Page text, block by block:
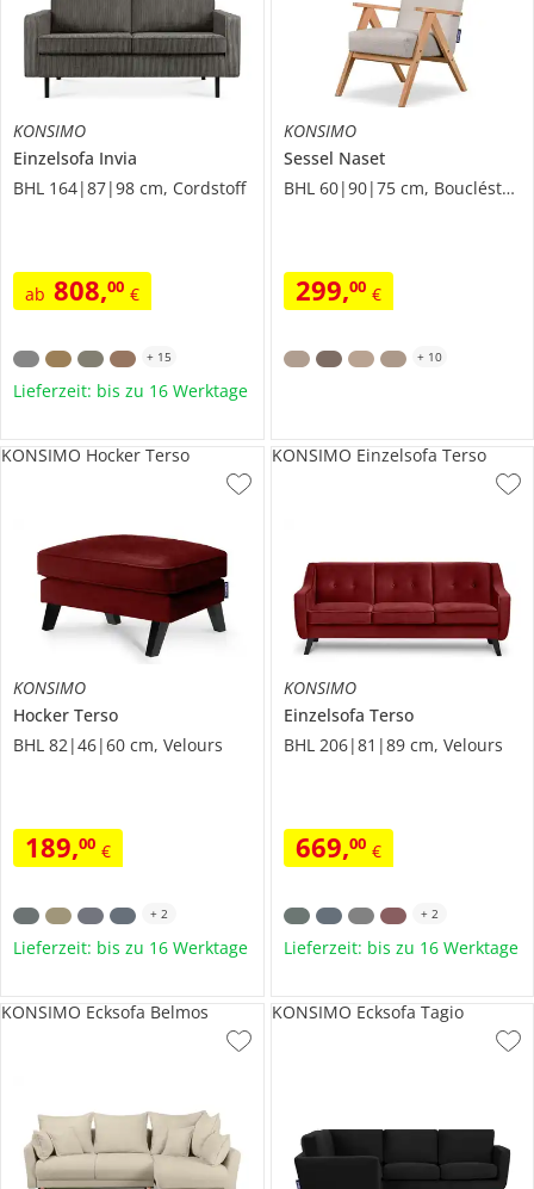
KONSIMO
Einzelsofa Invia
BHL 164|87|98 cm, Cordstoff
ab 808,00 €
+ 15
Lieferzeit: bis zu 16 Werktage
KONSIMO
Sessel Naset
BHL 60|90|75 cm, Boucléstoff
299,00 €
+ 10
KONSIMO
Hocker Terso
BHL 82|46|60 cm, Velours
189,00 €
KONSIMO Hocker Terso
+ 2
Lieferzeit: bis zu 16 Werktage
KONSIMO
Einzelsofa Terso
BHL 206|81|89 cm, Velours
669,00 €
KONSIMO Einzelsofa Terso
+ 2
Lieferzeit: bis zu 16 Werktage
KONSIMO Ecksofa Belmos KONSIMO Ecksofa Tagio